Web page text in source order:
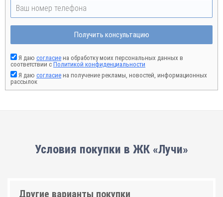
Получить консультацию
Я даю согласие на обработку моих персональных данных в
соответствии с Политикой конфиденциальности
Я даю согласие на получение рекламы, новостей, информационных
рассылок
Условия покупки в ЖК «Лучи»
Другие варианты покупки